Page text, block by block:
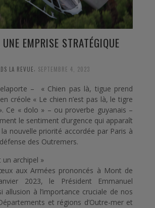
EMPRISE STRATÉGIQUE
LA REVUE SEPTEMBRE 4, 2023
– « Chien pas là, tigue prend
créole « Le chien n’est pas là, le tigre
Ce « dolo » – ou proverbe guyanais –
le sentiment d’urgence qui apparaît
nouvelle priorité accordée par Paris à
des Outremers.
un archipel »
aux Armées prononcés à Mont de
2023, le Président Emmanuel
allusion à l’importance cruciale de nos
et régions d’Outre-mer et